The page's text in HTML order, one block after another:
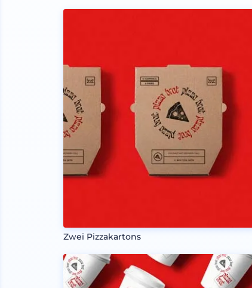
Zwei Pizzakartons